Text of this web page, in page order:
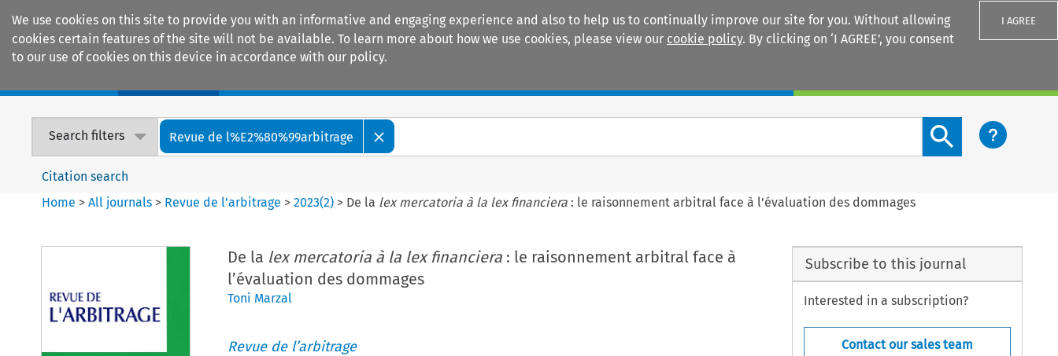
We use cookies on this site to provide you with an informative and engaging experience and also to help us to continually improve our site for you. Without allowing
cookies certain features of the site will not be available. To learn more about how we use cookies, please view our cookie policy. By clicking on ‘I AGREE’, you consent
to our use of cookies on this device in accordance with our policy.
I AGREE
Search filters Revue de l%E2%80%99arbitrage
Search content button
Citation search
Home >All journals > Revue de l’arbitrage >2023(2) > De la lex mercatoria à la lex financiera : le raisonnement arbitral face à l’évaluation des dommages
De la lex mercatoria à la lex financiera: le raisonnement arbitral face à
l’évaluation des dommages
Toni Marzal
Revue de l’arbitrage
Subscribe to this journal
Interested in a subscription?
Contact our sales team